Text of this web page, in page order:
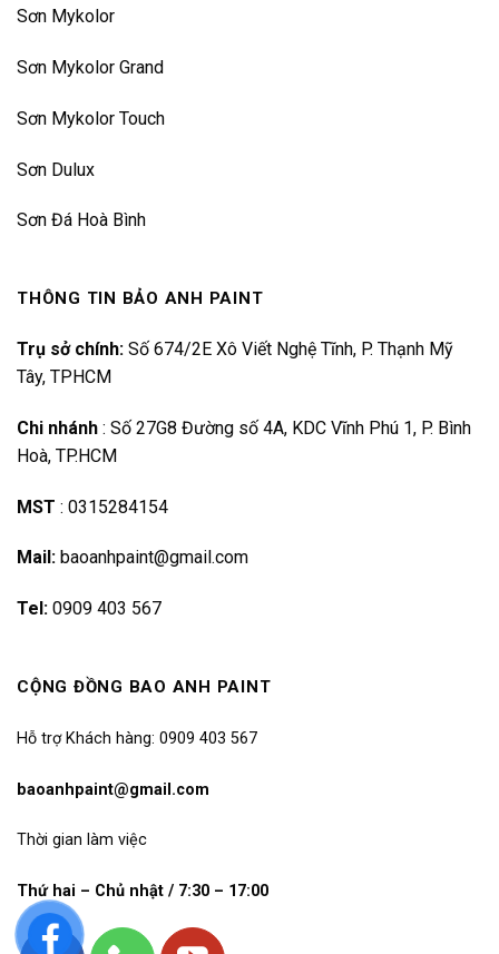
Sơn Mykolor
Sơn Mykolor Grand
Sơn Mykolor Touch
Sơn Dulux
Sơn Đá Hoà Bình
THÔNG TIN BẢO ANH PAINT
Trụ sở chính: Số 674/2E Xô Viết Nghệ Tĩnh, P. Thạnh Mỹ
Tây, TPHCM
Chi nhánh : Số 27G8 Đường số 4A, KDC Vĩnh Phú 1, P. Bình
Hoà, TP.HCM
MST : 0315284154
Mail: baoanhpaint@gmail.com
Tel: 0909 403 567
CỘNG ĐỒNG BAO ANH PAINT
Hỗ trợ Khách hàng: 0909 403 567
baoanhpaint@gmail.com
Thời gian làm việc
Thứ hai – Chủ nhật / 7:30 – 17:00